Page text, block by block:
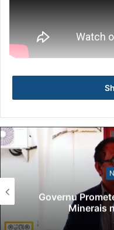
Governu
Minerais